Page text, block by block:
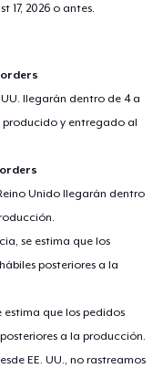
17, 2026 o antes.
llegarán dentro de 4 a
producido y entregado al
Unido llegarán dentro
se estima que los
posteriores a la
estima que los pedidos
a la producción.
EE. UU., no rastreamos